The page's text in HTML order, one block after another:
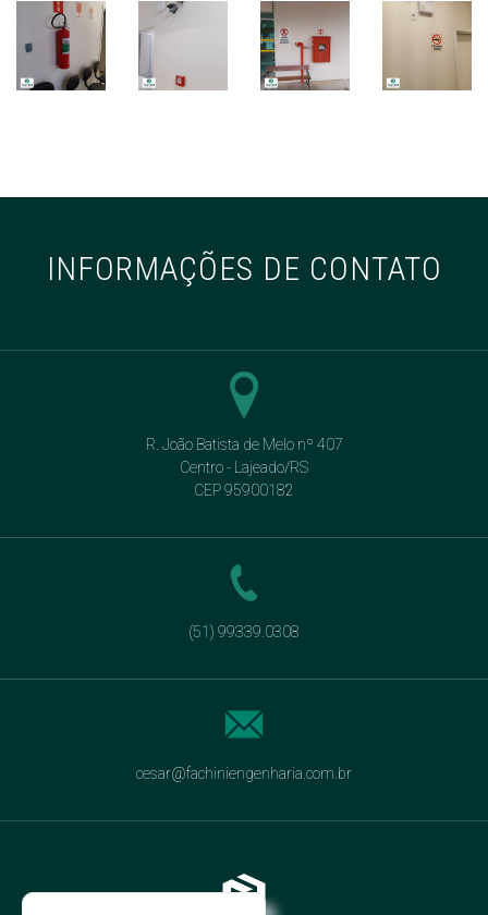
INFORMAÇÕES DE CONTATO
R. João Batista de Melo nº 407
Centro - Lajeado/RS
CEP 95900182
(51) 99339.0308
cesar@fachiniengenharia.com.br